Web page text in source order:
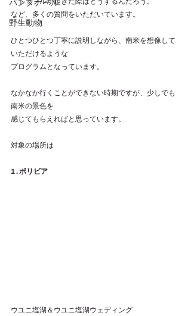
パンタナール
野生動物
・トラブルが起きた際はどうするんだろう。
など、多くの質問をいただいています。
ひとつひとつ丁寧に説明しながら、南米を想像して
いただけるような
プログラムとなっています。
なかなか行くことができない時期ですが、少しでも
南米の景色を
感じてもらえればと思っています。
対象の場所は
1.ボリビア
ウユニ塩湖＆ウユニ塩湖ウェディング